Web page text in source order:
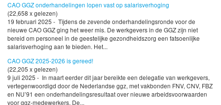
CAO GGZ onderhandelingen lopen vast op salarisverhoging
(22,658 x gelezen)
19 februari 2025 - Tijdens de zevende onderhandelingsronde voor de
nieuwe CAO GGZ ging het weer mis. De werkgevers in de GGZ zijn niet
bereid om personeel in de geestelijke gezondheidszorg een fatsoenlijke
salarisverhoging aan te bieden. Het...
CAO GGZ 2025-2026 is gereed!
(22,205 x gelezen)
9 juli 2025 - In maart eerder dit jaar bereikte een delegatie van werkgevers,
vertegenwoordigd door de Nederlandse ggz, met vakbonden FNV, CNV, FBZ
en NU’91 een onderhandelingsresultaat over nieuwe arbeidsvoorwaarden
voor ggz-medewerkers. De...